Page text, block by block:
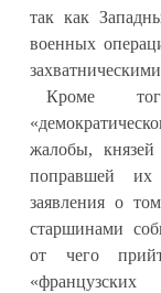
так как
военных
Кроме
жалобы,
поправшей их
заявления о
старшинами
от чего